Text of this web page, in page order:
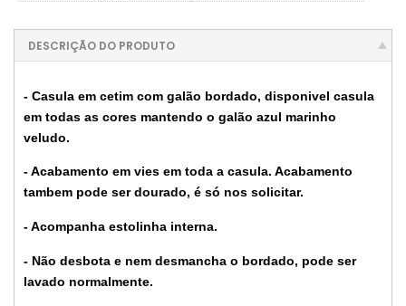
DESCRIÇÃO DO PRODUTO
- Casula em cetim com galão bordado, disponivel casula
em todas as cores mantendo o galão azul marinho
veludo.
- Acabamento em vies em toda a casula. Acabamento
tambem pode ser dourado, é só nos solicitar.
- Acompanha estolinha interna.
- Não desbota e nem desmancha o bordado, pode ser
lavado normalmente.